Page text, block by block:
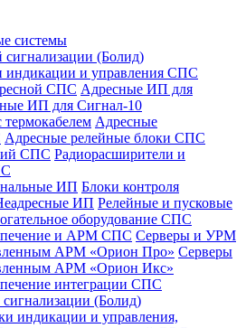
системы
(Болид)
индикации и управления СПС
СПС Адресные ИП для
ИП для Сигнал-10
Адресные
Адресные релейные блоки СПС
СПС Радиорасширители и
ИП Блоки контроля
ИП Релейные и пусковые
оборудование СПС
и АРМ СПС Серверы и УРМ
АРМ «Орион Про» Серверы
АРМ «Орион Икс»
интеграции СПС
(Болид)
индикации и управления,